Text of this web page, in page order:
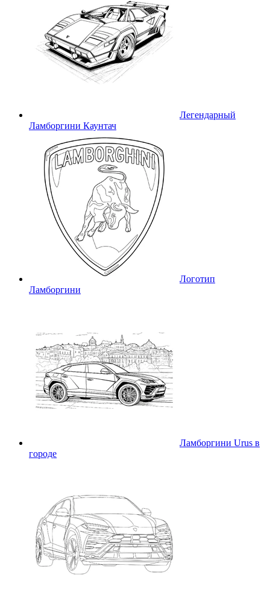
Легендарный
Ламборгини Каунтач
Логотип
Ламборгини
Ламборгини Urus в
городе